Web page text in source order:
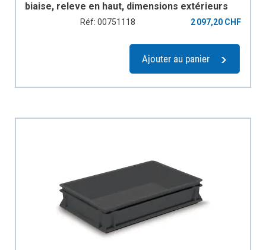
biaise, releve en haut, dimensions extérieurs
en mm: B=1800, T=670, H1=850, H2=750,
Réf: 00751118 2 097,20 CHF
Ajouter au panier